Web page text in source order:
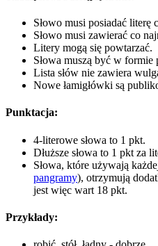
Słowo musi posiadać literę
Słowo musi zawierać co
Litery mogą się powtarzać.
Słowa muszą być w
Lista słów nie zawiera
Nowe łamigłówki są
Punktacja:
4-literowe słowa to 1 pkt.
Dłuższe słowa to 1 pkt za
Słowa, które używają
pangramy), otrzymują
jest więc wart 18 pkt.
Przykłady: